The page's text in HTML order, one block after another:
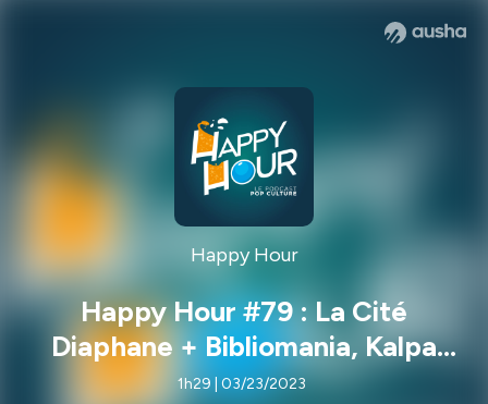
Happy Hour
Happy Hour #79 : La Cité
Diaphane + Bibliomania, Kalpa
Impérial, 1923, Extraordinary
1h29 | 03/23/2023